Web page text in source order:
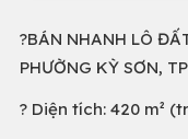
?BÁN NHANH LÔ
PHƯỜNG KỲ SƠN,
? Diện tích: 420 m²